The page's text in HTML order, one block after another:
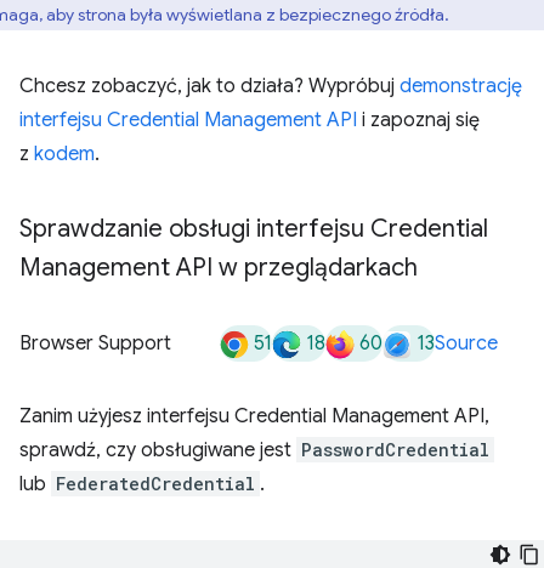
aby strona była wyświetlana z bezpiecznego źródła.
Chcesz zobaczyć, jak to działa? Wypróbuj demonstrację
interfejsu Credential Management API i zapoznaj się
z kodem.
Sprawdzanie obsługi interfejsu Credential
Management API w przeglądarkach
Browser Support 51 18 60 13Source
Zanim użyjesz interfejsu Credential Management API,
sprawdź, czy obsługiwane jest PasswordCredential
lub FederatedCredential .